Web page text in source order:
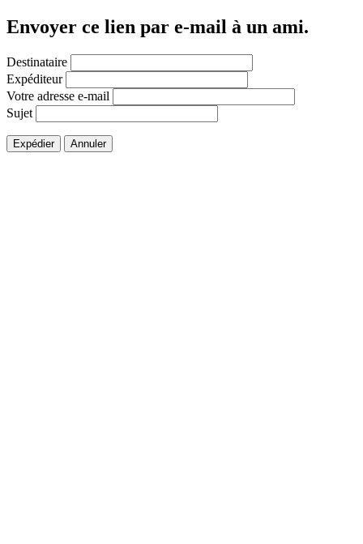
Envoyer ce lien par e-mail à un ami.
Destinataire
Expéditeur
Votre adresse e-mail
Sujet
Expédier Annuler